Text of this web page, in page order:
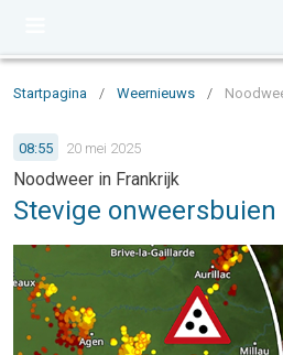
Startpagina / Weernieuws /
08:55 20 mei 2025
Noodweer in Frankrijk
Stevige